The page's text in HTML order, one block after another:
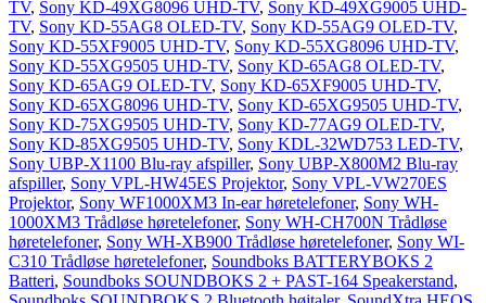
TV, Sony KD-49XG8096 UHD-TV, Sony KD-49XG9005 UHD-
TV, Sony KD-55AG8 OLED-TV, Sony KD-55AG9 OLED-TV,
Sony KD-55XF9005 UHD-TV, Sony KD-55XG8096 UHD-TV,
Sony KD-55XG9505 UHD-TV, Sony KD-65AG8 OLED-TV,
Sony KD-65AG9 OLED-TV, Sony KD-65XF9005 UHD-TV,
Sony KD-65XG8096 UHD-TV, Sony KD-65XG9505 UHD-TV,
Sony KD-75XG9505 UHD-TV, Sony KD-77AG9 OLED-TV,
Sony KD-85XG9505 UHD-TV, Sony KDL-32WD753 LED-TV,
Sony UBP-X1100 Blu-ray afspiller, Sony UBP-X800M2 Blu-ray
afspiller, Sony VPL-HW45ES Projektor, Sony VPL-VW270ES
Projektor, Sony WF1000XM3 In-ear høretelefoner, Sony WH-
1000XM3 Trådløse høretelefoner, Sony WH-CH700N Trådløse
høretelefoner, Sony WH-XB900 Trådløse høretelefoner, Sony WI-
C310 Trådløse høretelefoner, Soundboks BATTERYBOKS 2
Batteri, Soundboks SOUNDBOKS 2 + PAST-164 Speakerstand,